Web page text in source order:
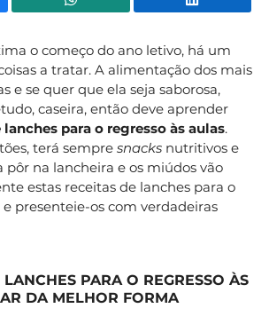
o começo do ano letivo, há um
a tratar. A alimentação dos mais
e se quer que ela seja saborosa,
caseira, então deve aprender
para o regresso às aulas.
terá sempre snacks nutritivos e
pôr na lancheira e os miúdos vão
estas receitas de lanches para o
e presenteie-os com verdadeiras
PARA O REGRESSO ÀS
DA MELHOR FORMA